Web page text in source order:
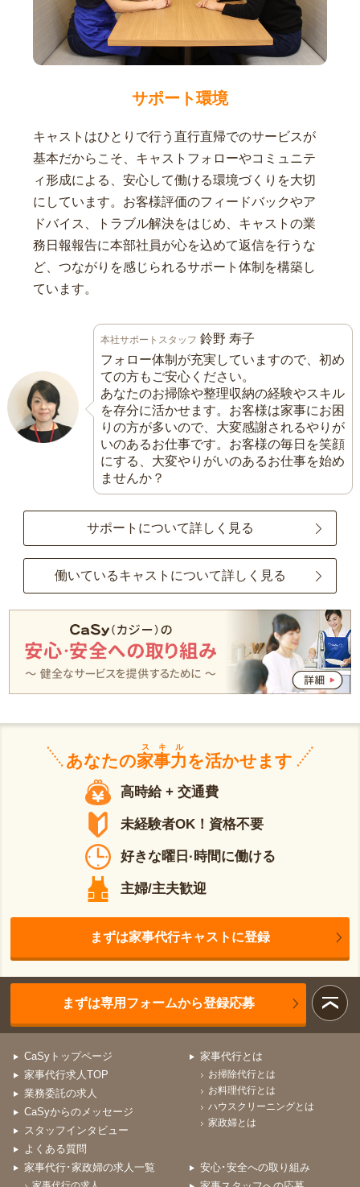
サポート環境
キャストはひとりで行う直行直帰でのサービスが
基本だからこそ、キャストフォローやコミュニテ
ィ形成による、安心して働ける環境づくりを大切
にしています。お客様評価のフィードバックやア
ドバイス、トラブル解決をはじめ、キャストの業
務日報報告に本部社員が心を込めて返信を行うな
ど、つながりを感じられるサポート体制を構築し
ています。
本社サポートスタッフ 鈴野 寿子
フォロー体制が充実していますので、初め
ての方もご安心ください。
あなたのお掃除や整理収納の経験やスキル
を存分に活かせます。お客様は家事にお困
りの方が多いので、大変感謝されるやりが
いのあるお仕事です。お客様の毎日を笑顔
にする、大変やりがいのあるお仕事を始め
ませんか？
サポートについて詳しく見る
働いているキャストについて詳しく見る
あなたの家事力
スキル
を活かせます
高時給 + 交通費
未経験者OK！資格不要
好きな曜日·時間に働ける
主婦/主夫歓迎
まずは家事代行キャストに登録
まずは専用フォームから登録応募
CaSyトップページ
家事代行求人TOP
業務委託の求人
CaSyからのメッセージ
スタッフインタビュー
よくある質問
家事代行とは
お掃除代行とは
お料理代行とは
ハウスクリーニングとは
家政婦とは
家事代行･家政婦の求人一覧
安心･安全への取り組み